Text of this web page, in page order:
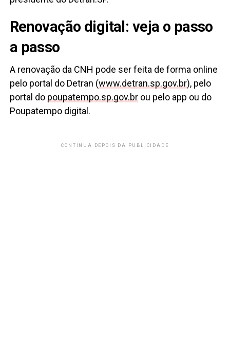
Renovação digital: veja o passo
a passo
A renovação da CNH pode ser feita de forma online
pelo portal do Detran (www.detran.sp.gov.br), pelo
portal do poupatempo.sp.gov.brou pelo app ou do
Poupatempo digital.
CONTINUA DEPOIS DA PUBLICIDADE